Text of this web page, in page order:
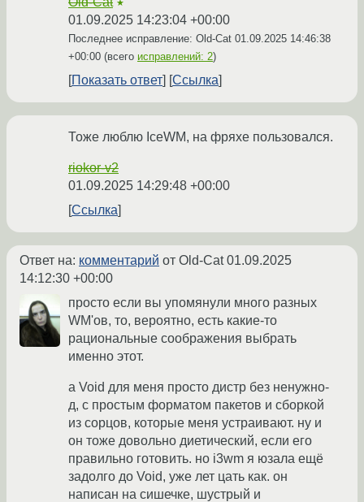
★
01.09.2025 14:23:04 +00:00
Последнее исправление: Old-Cat 01.09.2025 14:46:38
+00:00 (всего исправлений: 2)
Показать ответ Ссылка
Тоже люблю IceWM, на фряхе пользовался.
riokor-v2
01.09.2025 14:29:48 +00:00
Ссылка
Ответ на: комментарий от Old-Cat01.09.2025
14:12:30 +00:00
просто если вы упомянули много разных
WM'ов, то, вероятно, есть какие-то
рациональные соображения выбрать
именно этот.
а Void для меня просто дистр без ненужно-
д, с простым форматом пакетов и сборкой
из сорцов, которые меня устраивают. ну и
он тоже довольно диетический, если его
правильно готовить. но i3wm я юзала ещё
задолго до Void, уже лет цать как. он
написан на сишечке, шустрый и